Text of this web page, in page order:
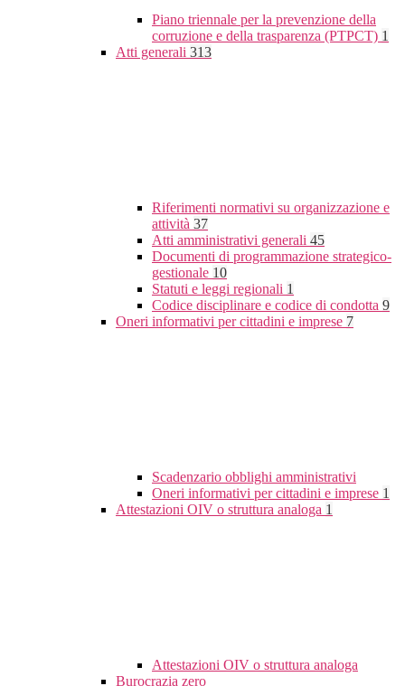
Piano triennale per la prevenzione della
corruzione e della trasparenza (PTPCT) 1
Atti generali 313
Riferimenti normativi su organizzazione e
attività 37
Atti amministrativi generali 45
Documenti di programmazione strategico-
gestionale 10
Statuti e leggi regionali 1
Codice disciplinare e codice di condotta 9
Oneri informativi per cittadini e imprese 7
Scadenzario obblighi amministrativi
Oneri informativi per cittadini e imprese 1
Attestazioni OIV o struttura analoga 1
Attestazioni OIV o struttura analoga
Burocrazia zero